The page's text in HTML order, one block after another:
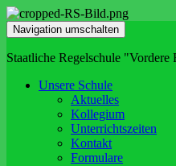
Navigation umschalten
Staatliche Regelschule "Vordere
Unsere Schule
Aktuelles
Kollegium
Unterrichtszeiten
Kontakt
Formulare